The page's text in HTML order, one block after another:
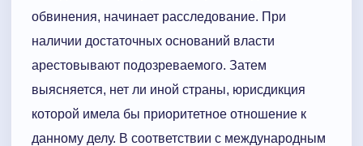
обвинения, начинает расследование. При
наличии достаточных оснований власти
арестовывают подозреваемого. Затем
выясняется, нет ли иной страны, юрисдикция
которой имела бы приоритетное отношение к
данному делу. В соответствии с международным